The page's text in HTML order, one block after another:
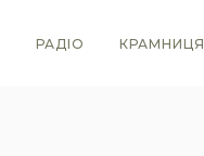
РАДІО КРАМНИЦЯ